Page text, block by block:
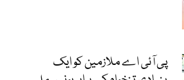
پی آئی اے ملازمین کو ایک